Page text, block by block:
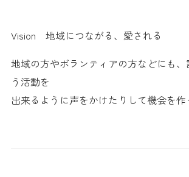
Vision 地域につながる、愛される
地域の方やボランティアの方などにも、
う活動を
出来るように声をかけたりして機会を